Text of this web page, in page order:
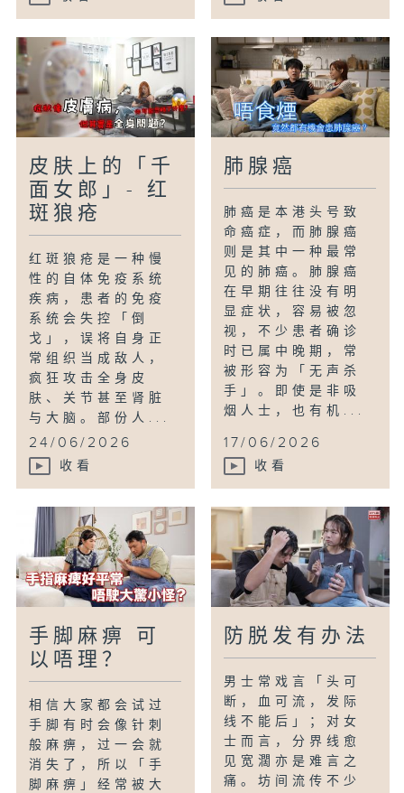
皮肤上的「千
面女郎」- 红
斑狼疮
红斑狼疮是一种慢
性的自体免疫系统
疾病，患者的免疫
系统会失控「倒
戈」，误将自身正
常组织当成敌人，
疯狂攻击全身皮
肤、关节甚至肾脏
与大脑。部份人...
24/06/2026
收看
肺腺癌
肺癌是本港头号致
命癌症，而肺腺癌
则是其中一种最常
见的肺癌。肺腺癌
在早期往往没有明
显症状，容易被忽
视，不少患者确诊
时已属中晚期，常
被形容为「无声杀
手」。即使是非吸
烟人士，也有机...
17/06/2026
收看
手脚麻痹 可
以唔理？
相信大家都会试过
手脚有时会像针刺
般麻痹，过一会就
消失了，所以「手
脚麻痹」经常被大
防脱发有办法
男士常戏言「头可
断，血可流，发际
线不能后」；对女
士而言，分界线愈
见宽濶亦是难言之
痛。坊间流传不少